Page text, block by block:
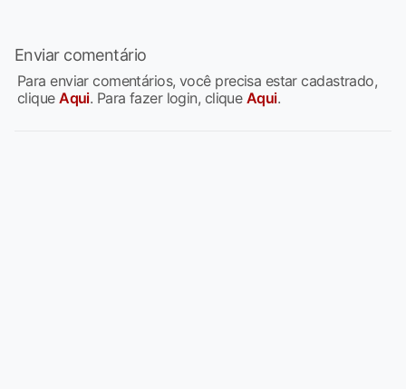
Enviar comentário
Para enviar comentários, você precisa estar cadastrado,
cliqueAqui. Para fazer login, clique Aqui.